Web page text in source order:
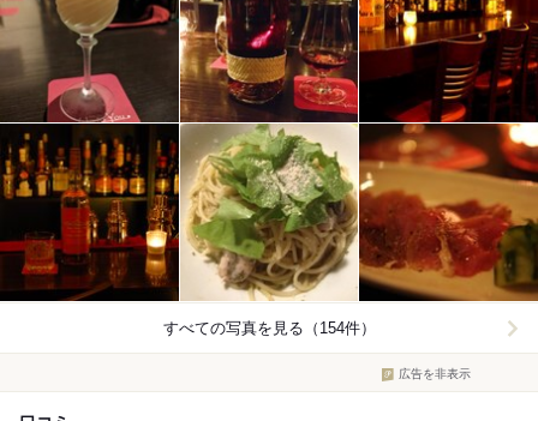
すべての写真を見る（154件）
広告を非表示